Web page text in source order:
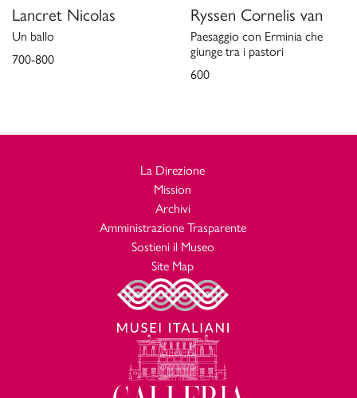
Lancret Nicolas
Un ballo
700-800
Ryssen Cornelis van
Paesaggio con Erminia che
giunge tra i pastori
600
La Direzione
Mission
Archivi
Amministrazione Trasparente
Sostieni il Museo
Site Map